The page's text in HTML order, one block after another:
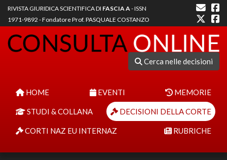
RIVISTA GIURIDICA SCIENTIFICA DI FASCIA A- ISSN
1971-9892 - Fondatore Prof. PASQUALE COSTANZO
Cerca nelle decisioni
HOME EVENTI MEMORIE
STUDI & COLLANA DECISIONI DELLA CORTE
CORTI NAZ EU INTERNAZ RUBRICHE